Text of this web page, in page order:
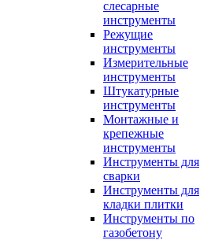
слесарные
инструменты
Режущие
инструменты
Измерительные
инструменты
Штукатурные
инструменты
Монтажные и
крепежные
инструменты
Инструменты для
сварки
Инструменты для
кладки плитки
Инструменты по
газобетону